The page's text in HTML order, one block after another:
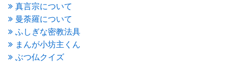
2015年5月(1)
2015年4月(1)
(3)
2015年2月(3)
2015年1月(1)
2014年12月 (2)
真言宗について
曼荼羅について
ふしぎな密教法具
まんが小坊主くん
ぶつ仏クイズ